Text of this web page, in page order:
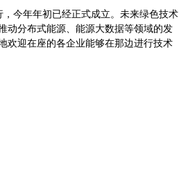
今年年初已经正式成立。未来绿色技术
动分布式能源、能源大数据等领域的发
欢迎在座的各企业能够在那边进行技术